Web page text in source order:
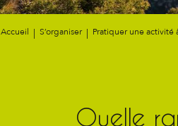
Accueil S’organiser Pratiquer une activité
Quelle